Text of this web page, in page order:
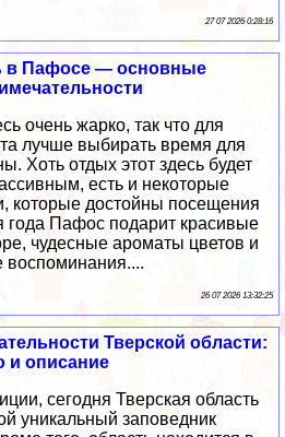
27 07 2026 0:28:16
в Пафосе — основные
очень жарко, так что для
лучше выбирать время для
Хоть отдых этот здесь будет
есть и некоторые
которые достойны посещения
года Пафос подарит красивые
чудесные ароматы цветов и
воспоминания....
26 07 2026 13:32:25
Тверской области:
и описание
сегодня Тверская область
уникальный заповедник